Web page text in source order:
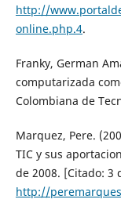
http://
online.php.4.
Franky, German
computarizada
Colombiana de
Marquez, Pere.
TIC y sus
de 2008. [Citado: 3
http://